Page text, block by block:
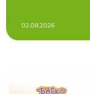
02.08.2026